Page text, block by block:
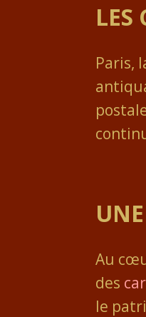
LES
Paris,
Au
des
le